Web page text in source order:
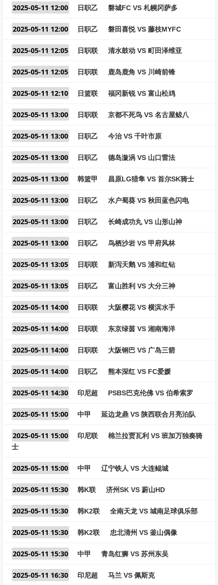
2025-05-11 12:00 日职乙 磐城FC VS 札幌冈萨多
2025-05-11 12:00 日职乙 磐田喜悦 VS 藤枝MYFC
2025-05-11 12:05 日职联 清水鼓动 VS 町田泽维亚
2025-05-11 12:05 日职联 鹿岛鹿角 VS 川崎前锋
2025-05-11 12:10 日篮联 福冈新锐 VS 富山松鸡
2025-05-11 13:00 日职联 京都不死鸟 VS 名古屋鲸八
2025-05-11 13:00 日职乙 今治 VS 千叶市原
2025-05-11 13:00 日职乙 德岛漩涡 VS 山口雷法
2025-05-11 13:00 韩篮甲 昌原LG猎隼 VS 首尔SK骑士
2025-05-11 13:00 日职乙 水户蜀葵 VS 秋田蓝色闪电
2025-05-11 13:00 日职乙 长崎成功丸 VS 山形山神
2025-05-11 13:00 日职乙 鸟栖沙岩 VS 甲府风林
2025-05-11 13:05 日职联 新泻天鹅 VS 浦和红钻
2025-05-11 13:05 日职乙 富山胜利 VS 大分三神
2025-05-11 14:00 日职联 大阪樱花 VS 横滨水手
2025-05-11 14:00 日职联 东京绿茵 VS 湘南海洋
2025-05-11 14:00 日职联 大阪钢巴 VS 广岛三箭
2025-05-11 14:00 日职乙 熊本深红 VS FC爱媛
2025-05-11 14:30 印尼超 PSBS巴克伦佛 VS 伯希索罗
2025-05-11 15:00 中甲 延边龙鼎 VS 陕西联合月亮泊队
2025-05-11 15:00 印尼联
棉兰拉贾瓦利 VS 班加万独奏骑
士
2025-05-11 15:00 中甲 辽宁铁人 VS 大连鲲城
2025-05-11 15:30 韩K联 济州SK VS 蔚山HD
2025-05-11 15:30 韩K2联 全南天龙 VS 城南足球俱乐部
2025-05-11 15:30 韩K2联 忠北清州 VS 釜山偶像
2025-05-11 15:30 中甲 青岛红狮 VS 苏州东吴
2025-05-11 16:30 印尼超 马兰 VS 佩斯克